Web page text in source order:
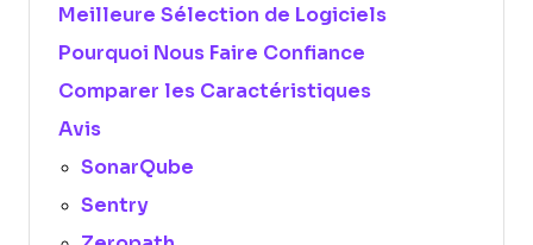
Meilleure Sélection de Logiciels
Pourquoi Nous Faire Confiance
Comparer les Caractéristiques
Avis
SonarQube
Sentry